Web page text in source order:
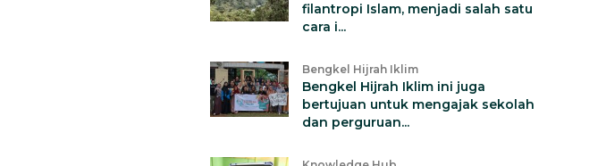
filantropi Islam, menjadi salah satu
cara i...
Bengkel Hijrah Iklim
Bengkel Hijrah Iklim ini juga
bertujuan untuk mengajak sekolah
dan perguruan...